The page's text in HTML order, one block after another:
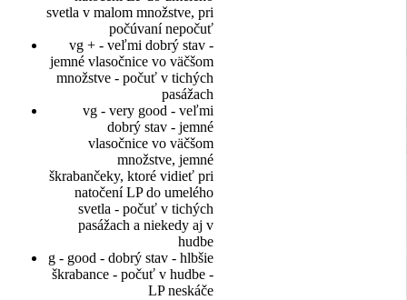
svetla v malom množstve, pri
počúvaní nepočuť
vg + - veľmi dobrý stav -
jemné vlasočnice vo väčšom
množstve - počuť v tichých
pasážach
vg - very good - veľmi
dobrý stav - jemné
vlasočnice vo väčšom
množstve, jemné
škrabančeky, ktoré vidieť pri
natočení LP do umelého
svetla - počuť v tichých
pasážach a niekedy aj v
hudbe
g - good - dobrý stav - hlbšie
škrabance - počuť v hudbe -
LP neskáče